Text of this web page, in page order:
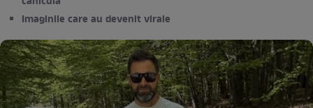
Imaginile care au devenit virale